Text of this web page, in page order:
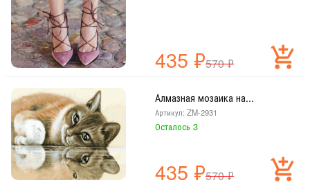
435 ₽570₽
Алмазная мозаика на...
Артикул: ZM-2931
Осталось 3
435 ₽570₽